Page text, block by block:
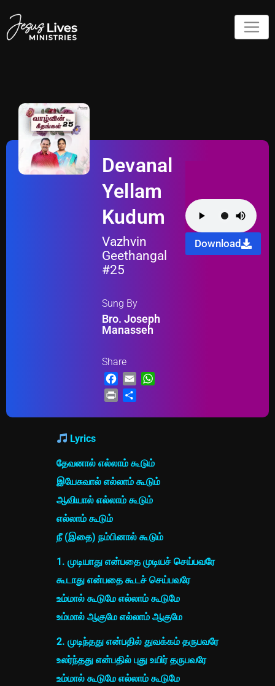
Devanal
Yellam
Kudum
Vazhvin
Geethangal
#25
Sung By
Bro. Joseph
Manasseh
Share
Facebook
Email
Print
Download
Lyrics
தேவனால் எல்லாம் கூடும்
இயேசுவால் எல்லாம் கூடும்
ஆவியால் எல்லாம் கூடும்
எல்லாம் கூடும்
நீ (இதை) நம்பினால் கூடும்
1. முடியாது என்பதை முடியச் செய்பவரே
கூடாது என்பதை கூடச் செய்பவரே
உம்மால் கூடுமே எல்லாம் கூடுமே
உம்மால் ஆகுமே எல்லாம் ஆகுமே
2. முடிந்தது என்பதில் துவக்கம் தருபவரே
உலர்ந்தது என்பதில் புது உயிர் தருபவரே
உம்மால் கூடுமே எல்லாம் கூடுமே